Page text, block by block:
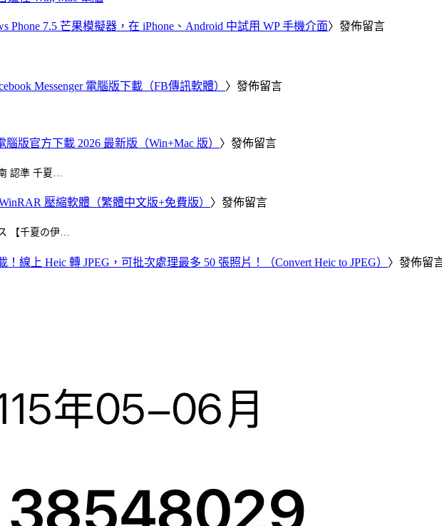
Phone 7.5 芒果模擬器，在 iPhone、Android 中試用 WP 手機介面〉發佈留言
Messenger 電腦版下載（FB傳訊軟體） 〉發佈留言
腦版官方下載 2026 最新版（Win+Mac 版） 〉發佈留言
認準 千夏…
壓縮軟體（繁體中文版+免費版） 〉發佈留言
【千夏の伊…
！線上 Heic 轉 JPEG，可批次處理最多 50 張照片！（Convert Heic to JPEG） 〉發佈留